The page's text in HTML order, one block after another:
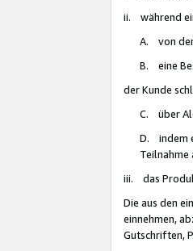
ii. während
A. von der
B. eine
der Kunde
C. über
D. indem
Teilnahme
iii. das
Die aus den
einnehmen,
Gutschriften,